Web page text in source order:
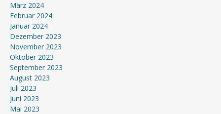
März 2024
Februar 2024
Januar 2024
Dezember 2023
November 2023
Oktober 2023
September 2023
August 2023
Juli 2023
Juni 2023
Mai 2023